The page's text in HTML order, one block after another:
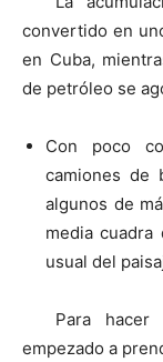
convertido en
en Cuba,
de petróleo se
Con poco
camiones de
algunos de
media
usual del
Para
empezado a